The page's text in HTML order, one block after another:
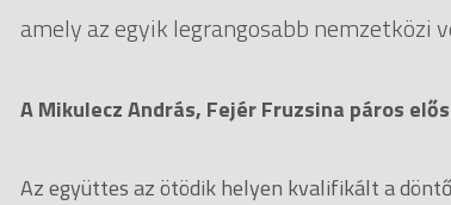
amely az egyik legrangosabb nemzetközi
A Mikulecz András, Fejér Fruzsina páros
Az együttes az ötödik helyen kvalifikált a